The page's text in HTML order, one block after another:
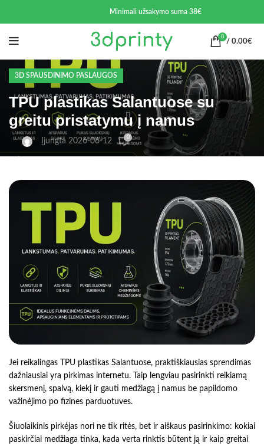
Minimali užsakymo suma 38€
0
/ 0.00€
3D SPAUSDINIMO PASLAUGOS
TPU plastikas Salantuose su
greitu pristatymu į namus
Įjungta 2026-06-12 0
Jei reikalingas TPU plastikas Salantuose, praktiškiausias sprendimas
dažniausiai yra pirkimas internetu. Taip lengviau pasirinkti reikiamą
skersmenį, spalvą, kiekį ir gauti medžiagą į namus be papildomo
važinėjimo po fizines parduotuves.
Šiuolaikinis pirkėjas nori ne tik ritės, bet ir aiškaus pasirinkimo: kokiai
paskirčiai medžiaga tinka, kada verta rinktis būtent ją ir kaip greitai